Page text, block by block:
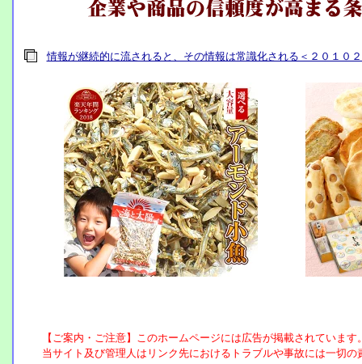
情報が継続的に流されると、その情報は常識化される＜２０１０